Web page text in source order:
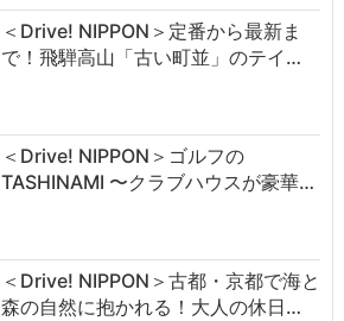
＜Drive! NIPPON＞定番から最新ま
で！飛騨高山「古い町並」のテイ…
＜Drive! NIPPON＞ゴルフの
TASHINAMI 〜クラブハウスが豪華…
＜Drive! NIPPON＞古都・京都で海と
森の自然に抱かれる！大人の休日…